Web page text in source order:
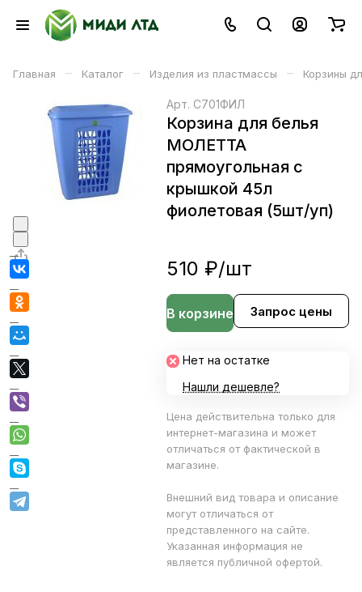
Главная – Каталог – Изделия из пластмассы – Корзины
Арт. С701ФИЛ
Корзина для белья
МОЛЕТТА
прямоугольная с
крышкой 45л
фиолетовая (5шт/уп)
510 ₽/шт
Запрос цены
В корзине
Нет на остатке
Нашли дешевле?
Цена действительна только для
интернет-магазина и может
отличаться от фактической в
магазине.
Внешний вид товара и описание
могут отличаться от
представленного на сайте.
Указанная информация не
является публичной офертой.